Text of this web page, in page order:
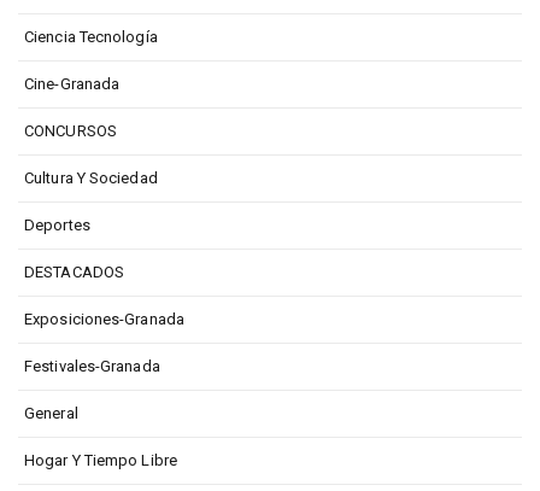
Ciencia Tecnología
Cine-Granada
CONCURSOS
Cultura Y Sociedad
Deportes
DESTACADOS
Exposiciones-Granada
Festivales-Granada
General
Hogar Y Tiempo Libre